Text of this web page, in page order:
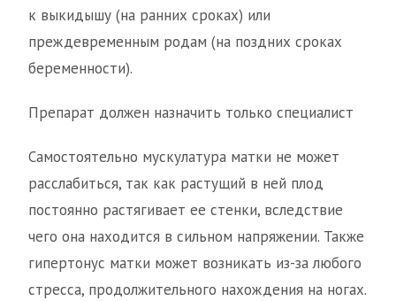
к выкидышу (на ранних сроках) или
преждевременным родам (на поздних сроках
беременности).
Препарат должен назначить только специалист
Самостоятельно мускулатура матки не может
расслабиться, так как растущий в ней плод
постоянно растягивает ее стенки, вследствие
чего она находится в сильном напряжении. Также
гипертонус матки может возникать из-за любого
стресса, продолжительного нахождения на ногах.